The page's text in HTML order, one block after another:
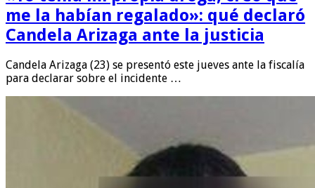
me la habían regalado»: qué declaró
Candela Arizaga ante la justicia
Candela Arizaga (23) se presentó este jueves ante la fiscalía
para declarar sobre el incidente …